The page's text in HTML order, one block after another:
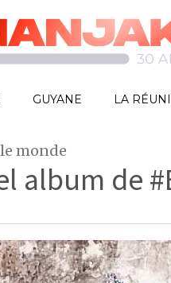
GUYANE LA
monde
album de